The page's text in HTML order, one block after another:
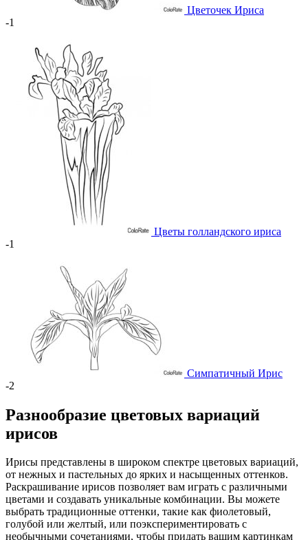
Цветочек Ириса
-1
Цветы голландского ириса
-1
Симпатичный Ирис
-2
Разнообразие цветовых вариаций
ирисов
Ирисы представлены в широком спектре цветовых вариаций,
от нежных и пастельных до ярких и насыщенных оттенков.
Раскрашивание ирисов позволяет вам играть с различными
цветами и создавать уникальные комбинации. Вы можете
выбрать традиционные оттенки, такие как фиолетовый,
голубой или желтый, или поэкспериментировать с
необычными сочетаниями, чтобы придать вашим картинкам